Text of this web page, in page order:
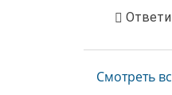
Смотреть